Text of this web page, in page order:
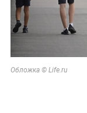
Обложка © Life.ru